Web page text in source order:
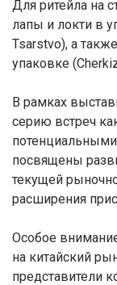
Для ритейла на
лапы и локти в
Tsarstvo), а
упаковке
В рамках
серию встреч
посвящены
текущей
расширения
Особое
на китайский
представители